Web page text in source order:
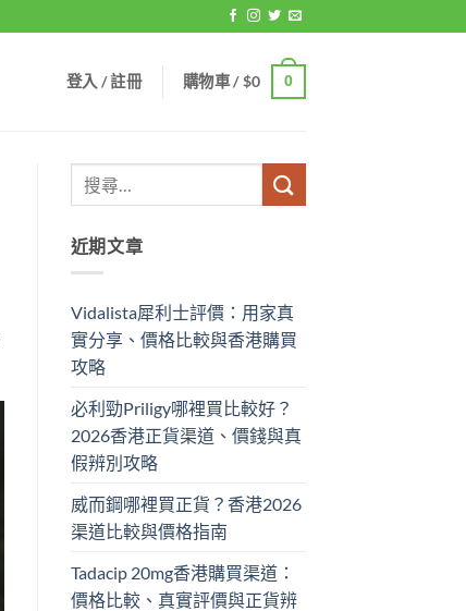
登入 / 註冊 購物車 /$0 0
近期文章
Vidalista犀利士評價：用家真
實分享、價格比較與香港購買
攻略
必利勁Priligy哪裡買比較好？
2026香港正貨渠道、價錢與真
假辨別攻略
威而鋼哪裡買正貨？香港2026
渠道比較與價格指南
Tadacip 20mg香港購買渠道：
價格比較、真實評價與正貨辨